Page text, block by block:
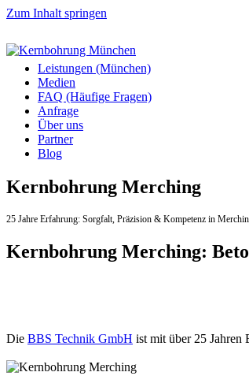
Zum Inhalt springen
Leistungen (München)
Medien
FAQ (Häufige Fragen)
Anfrage
Über uns
Partner
Blog
Kernbohrung Merching
25 Jahre Erfahrung: Sorgfalt, Präzision & Kompetenz in
Kernbohrung Merching:
Die BBS Technik GmbH ist mit über 25 Jahren